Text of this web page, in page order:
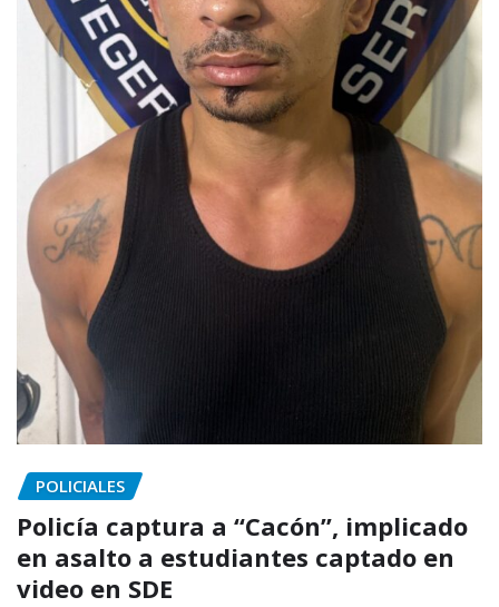
POLICIALES
Policía captura a “Cacón”, implicado
en asalto a estudiantes captado en
video en SDE